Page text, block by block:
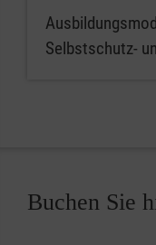
Selbstschutz-
Buchen Sie